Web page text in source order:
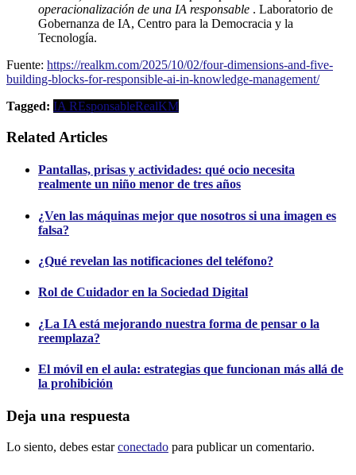
operacionalización de una IA responsable . Laboratorio de
Gobernanza de IA, Centro para la Democracia y la
Tecnología.
Fuente: https://realkm.com/2025/10/02/four-dimensions-and-five-
building-blocks-for-responsible-ai-in-knowledge-management/
Tagged: IA REsponsableRealKM
Related Articles
Pantallas, prisas y actividades: qué ocio necesita
realmente un niño menor de tres años
¿Ven las máquinas mejor que nosotros si una imagen es
falsa?
¿Qué revelan las notificaciones del teléfono?
Rol de Cuidador en la Sociedad Digital
¿La IA está mejorando nuestra forma de pensar o la
reemplaza?
El móvil en el aula: estrategias que funcionan más allá de
la prohibición
Deja una respuesta
Lo siento, debes estarconectado para publicar un comentario.